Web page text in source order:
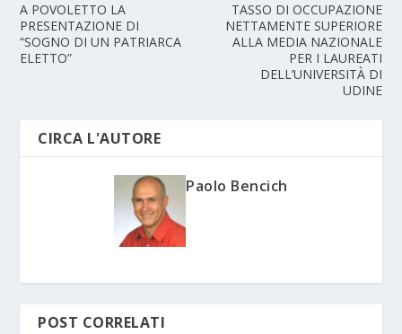
A POVOLETTO LA
PRESENTAZIONE DI
“SOGNO DI UN PATRIARCA
ELETTO”
TASSO DI OCCUPAZIONE
NETTAMENTE SUPERIORE
ALLA MEDIA NAZIONALE
PER I LAUREATI
DELL’UNIVERSITÀ DI
UDINE
CIRCA L'AUTORE
Paolo Bencich
POST CORRELATI